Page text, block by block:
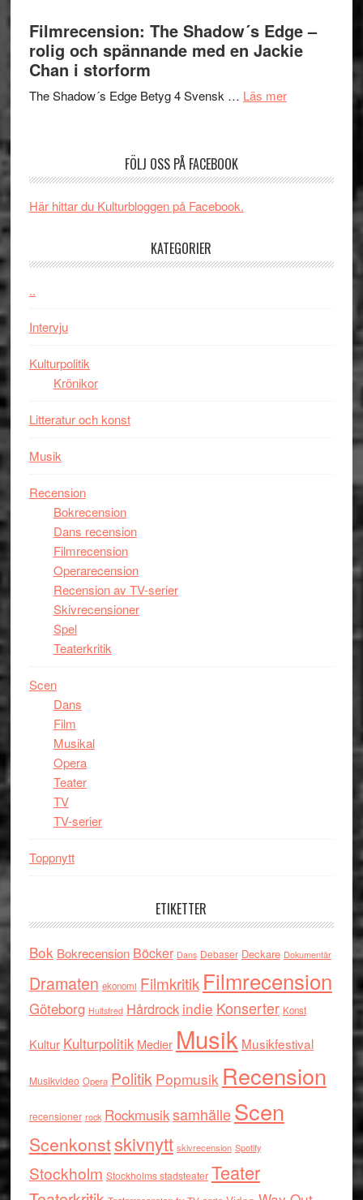
Pöntinen
avslutar
in
till
Filmrecension: The Shadow´s Edge –
rolig och spännande med en Jackie
Chan i storform
The Shadow´s Edge Betyg 4 Svensk … Läs merom
spännande
FÖLJ OSS PÅ FACEBOOK
Här hittar du Kulturbloggen på Facebook.
KATEGORIER
..
Intervju
Kulturpolitik
Krönikor
Litteratur och konst
Musik
Recension
Bokrecension
Dans recension
Filmrecension
Operarecension
Recension av TV-serier
Skivrecensioner
Spel
Teaterkritik
Scen
Dans
Film
Musikal
Opera
Teater
TV
TV-serier
Toppnytt
ETIKETTER
Bok Bokrecension Böcker Dans Debaser Deckare Dokumentär
Dramaten ekonomi Filmkritik Filmrecension
Göteborg Hultsfred Hårdrock indie Konserter Konst
Kultur Kulturpolitik Medier Musik Musikfestival
Musikvideo Opera Politik Popmusik Recension
recensioner rock RockmusiksamhälleScen
Scenkonstskivnytt skivrecension Spotify
Stockholm Stockholms stadsteater Teater